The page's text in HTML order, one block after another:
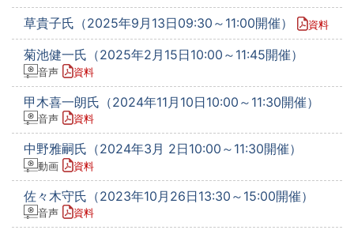
草貴子氏（2025年9月13日09:30～11:00開催） 資料
菊池健一氏（2025年2月15日10:00～11:45開催）
音声 資料
甲木喜一朗氏（2024年11月10日10:00～11:30開催）
音声 資料
中野雅嗣氏（2024年3月 2日10:00～11:30開催）
動画 資料
佐々木守氏（2023年10月26日13:30～15:00開催）
音声 資料